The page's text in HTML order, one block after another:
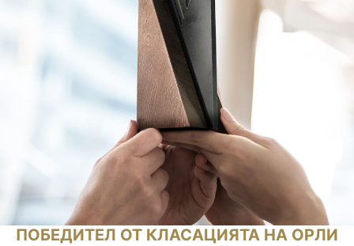
ПОБЕДИТЕЛ ОТ КЛАСАЦИЯТА НА ОРЛИ